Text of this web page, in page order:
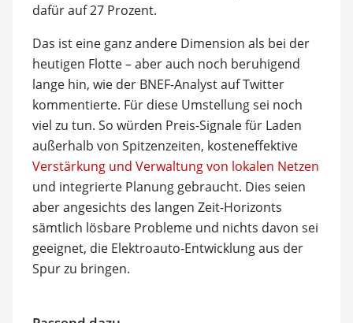
dafür auf 27 Prozent.
Das ist eine ganz andere Dimension als bei der
heutigen Flotte – aber auch noch beruhigend
lange hin, wie der BNEF-Analyst auf Twitter
kommentierte. Für diese Umstellung sei noch
viel zu tun. So würden Preis-Signale für Laden
außerhalb von Spitzenzeiten, kosteneffektive
Verstärkung und Verwaltung von lokalen Netzen
und integrierte Planung gebraucht. Dies seien
aber angesichts des langen Zeit-Horizonts
sämtlich lösbare Probleme und nichts davon sei
geeignet, die Elektroauto-Entwicklung aus der
Spur zu bringen.